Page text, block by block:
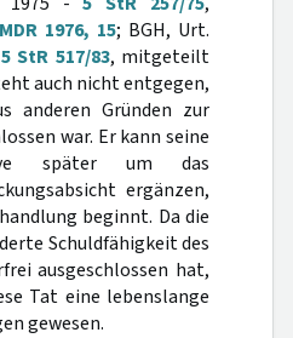
MDR 1976, 15; BGH, Urt.
5 StR 517/83, mitgeteilt
auch nicht entgegen,
anderen Gründen zur
war. Er kann seine
später um das
ergänzen,
beginnt. Da die
Schuldfähigkeit des
ausgeschlossen hat,
Tat eine lebenslange
gewesen.